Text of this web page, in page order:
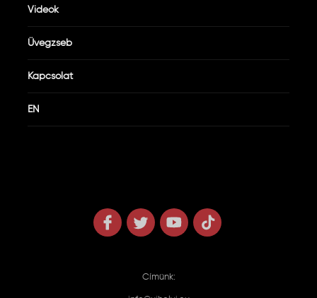
Videók
Üvegzseb
Kapcsolat
EN
Címünk: